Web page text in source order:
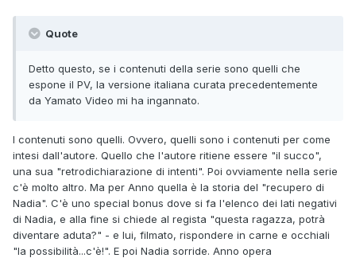
Quote
Detto questo, se i contenuti della serie sono quelli che
espone il PV, la versione italiana curata precedentemente
da Yamato Video mi ha ingannato.
I contenuti sono quelli. Ovvero, quelli sono i contenuti per come
intesi dall'autore. Quello che l'autore ritiene essere "il succo",
una sua "retrodichiarazione di intenti". Poi ovviamente nella serie
c'è molto altro. Ma per Anno quella è la storia del "recupero di
Nadia". C'è uno special bonus dove si fa l'elenco dei lati negativi
di Nadia, e alla fine si chiede al regista "questa ragazza, potrà
diventare aduta?" - e lui, filmato, rispondere in carne e occhiali
"la possibilità...c'è!". E poi Nadia sorride. Anno opera